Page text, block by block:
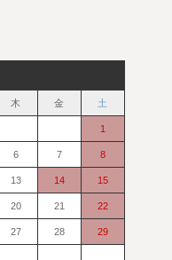
木 金 土
1
6 7 8
13 14 15
20 21 22
27 28 29